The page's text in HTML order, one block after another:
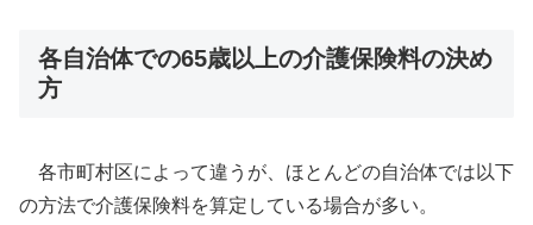
各自治体での65歳以上の介護保険料の決め
方
各市町村区によって違うが、ほとんどの自治体では以下
の方法で介護保険料を算定している場合が多い。